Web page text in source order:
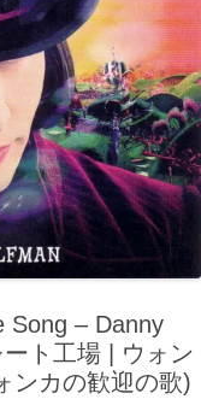
Song – Danny
ト工場 | ウォン
ンカの歓迎の歌)